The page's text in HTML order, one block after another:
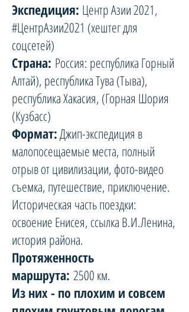
Экспедиция: Центр Азии 2021,
#ЦентрАзии2021 (хештег для
соцсетей)
Страна: Россия: республика Горный
Алтай), республика Тува (Тыва),
республика Хакасия, (Горная Шория
(Кузбасс)
Формат:Джип-экспедиция в
малопосещаемые места, полный
отрыв от цивилизации, фото-видео
съемка, путешествие, приключение.
Историческая часть поездки:
освоение Енисея, ссылка В.И.Ленина,
история района.
Протяженность
маршрута: 2500 км.
Из них - по плохим и совсем